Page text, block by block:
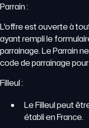
Parrain :
L'offre est ouverte à
ayant rempli le
parrainage. Le Parrain
code de parrainage
Filleul :
Le Filleul peut
établi en France.